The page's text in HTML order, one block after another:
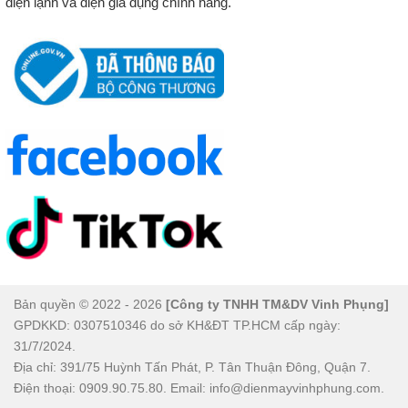
Khi đặt Tủ đông mát Alaska 340 lít BCD-4567N, nên chọn
vị trí khô ráo, thoáng mát, cách tường ít nhất 15 cm để đảm
bảo luồng khí lưu thông tốt. Hạn chế đặt gần nguồn nhiệt
hiệu suất làm lạnh.
Sắp xếp thực phẩm khoa học
Không nên để quá đầy hàng hóa trong Tủ đông mát Alaska
340 lít BCD-4567N để tránh cản luồng khí lạnh. Nên phân
chế mở cửa tủ nhiều lần trong ngày để tránh thất thoát hơi
Vệ sinh và bảo trì định kỳ
điện lạnh và điện gia dụng chính hãng.
Bản quyền © 2022 - 2026 [Công ty TNHH TM&DV Vinh Phụng]
GPDKKD: 0307510346 do sở KH&ĐT TP.HCM cấp ngày:
31/7/2024.
Địa chỉ: 391/75 Huỳnh Tấn Phát, P. Tân Thuận Đông, Quận 7.
Điện thoại: 0909.90.75.80. Email: info@dienmayvinhphung.com.